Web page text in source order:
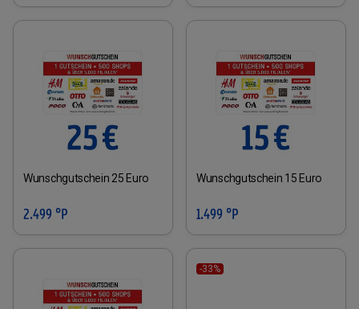
Wunschgutschein 25 Euro
2.499 °P
Wunschgutschein 15 Euro
1.499 °P
-33%